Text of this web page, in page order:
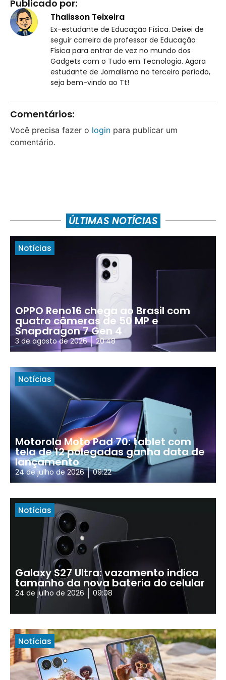
Publicado por:
Thalisson Teixeira
Ex-estudante de Educação Física. Deixei de
seguir carreira de professor de Educação
Física para entrar de vez no mundo dos
Gadgets com o Tudo em Tecnologia. Agora
estudante de Jornalismo no terceiro período,
seja bem-vindo ao Tt!
Comentários:
Você precisa fazer o login para publicar um
comentário.
ÚLTIMAS NOTÍCIAS
Notícias
OPPO Reno16 chega ao Brasil com
quatro câmeras de 50 MP e
Snapdragon 7 Gen 4
3 de agosto de 2026 20:48
Notícias
Motorola Moto Pad 70: tablet com
tela de 12 polegadas ganha data de
lançamento
24 de julho de 2026 09:22
Notícias
Galaxy S27 Ultra: vazamento indica
tamanho da nova bateria do celular
24 de julho de 2026 09:08
Notícias